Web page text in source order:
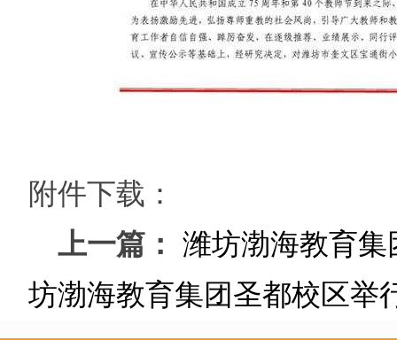
附件下载：
上一篇：
潍坊渤海教育
坊渤海教育集团圣都校区举